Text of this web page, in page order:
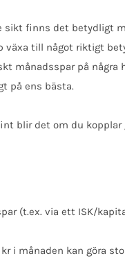
finns det betydligt
till något riktigt
månadsspar på
på ens bästa.
blir det om du
(t.ex. via ett ISK/
månaden kan göra